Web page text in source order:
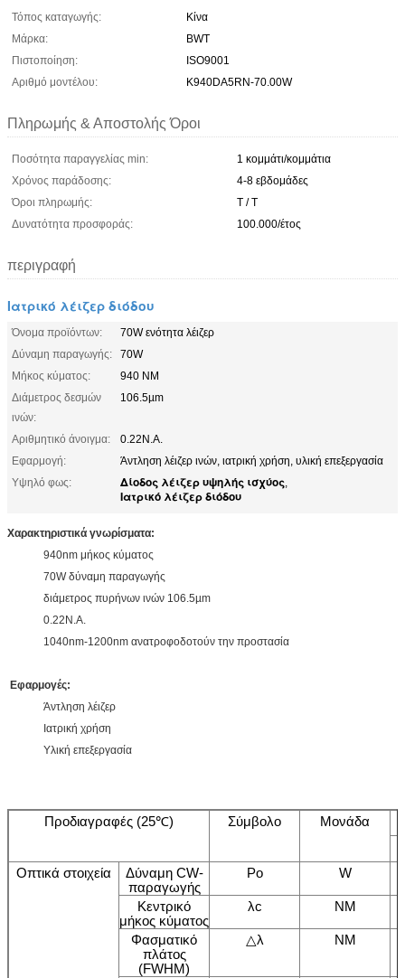
Τόπος καταγωγής:
Κίνα
Μάρκα:
BWT
Πιστοποίηση:
ISO9001
Αριθμό μοντέλου:
K940DA5RN-70.00W
Πληρωμής & Αποστολής Όροι
Ποσότητα παραγγελίας min:
1 κομμάτι/κομμάτια
Χρόνος παράδοσης:
4-8 εβδομάδες
Όροι πληρωμής:
T / T
Δυνατότητα προσφοράς:
100.000/έτος
περιγραφή
Ιατρικό λέιζερ διόδου
Όνομα προϊόντων:
70W ενότητα λέιζερ
Δύναμη παραγωγής:
70W
Μήκος κύματος:
940 NM
Διάμετρος δεσμών
ινών:
106.5µm
Αριθμητικό άνοιγμα:
0.22N.A.
Εφαρμογή:
Άντληση λέιζερ ινών, ιατρική χρήση, υλική επεξεργασία
Υψηλό φως:
Δίοδος λέιζερ υψηλής ισχύος,
Ιατρικό λέιζερ διόδου
Χαρακτηριστικά γνωρίσματα:
940nm μήκος κύματος
70W δύναμη παραγωγής
διάμετρος πυρήνων ινών 106.5µm
0.22N.A.
1040nm-1200nm ανατροφοδοτούν την προστασία
Εφαρμογές:
Άντληση λέιζερ
Ιατρική χρήση
Υλική επεξεργασία
Προδιαγραφές (25℃) Σύμβολο
Μονάδα
Οπτικά στοιχεία
Δύναμη CW-
παραγωγής
Po W
Κεντρικό
μήκος κύματος
λc NM
Φασματικό
πλάτος
(FWHM)
△λ NM